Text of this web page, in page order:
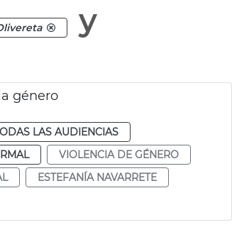
y
género
LAS AUDIENCIAS
VIOLENCIA DE GÉNERO
ESTEFANÍA NAVARRETE